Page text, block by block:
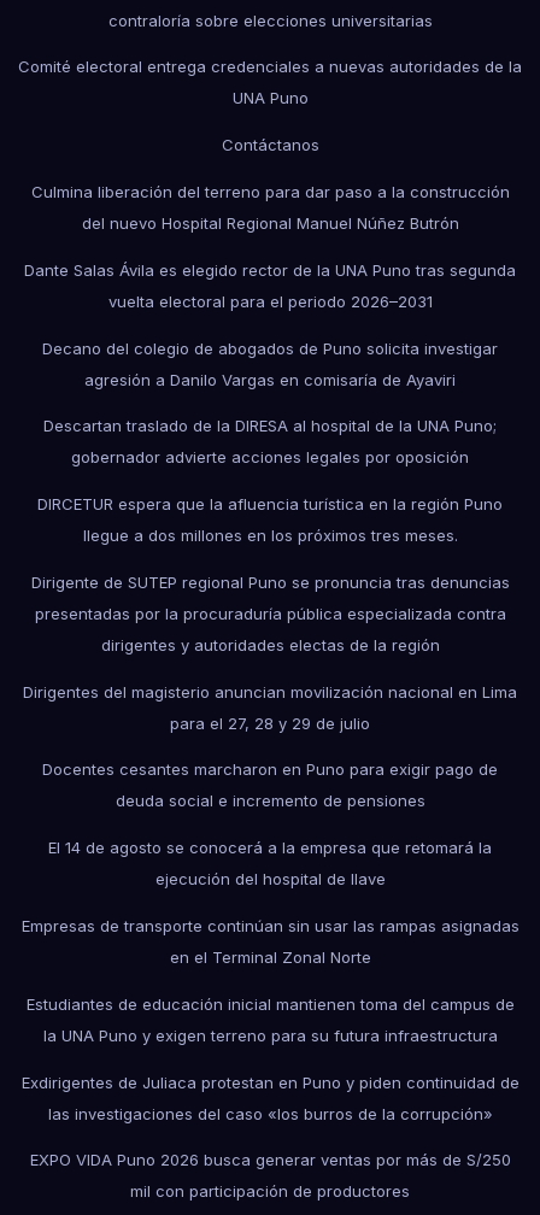
contraloría sobre elecciones universitarias
Comité electoral entrega credenciales a nuevas autoridades de la
UNA Puno
Contáctanos
Culmina liberación del terreno para dar paso a la construcción
del nuevo Hospital Regional Manuel Núñez Butrón
Dante Salas Ávila es elegido rector de la UNA Puno tras segunda
vuelta electoral para el periodo 2026–2031
Decano del colegio de abogados de Puno solicita investigar
agresión a Danilo Vargas en comisaría de Ayaviri
Descartan traslado de la DIRESA al hospital de la UNA Puno;
gobernador advierte acciones legales por oposición
DIRCETUR espera que la afluencia turística en la región Puno
llegue a dos millones en los próximos tres meses.
Dirigente de SUTEP regional Puno se pronuncia tras denuncias
presentadas por la procuraduría pública especializada contra
dirigentes y autoridades electas de la región
Dirigentes del magisterio anuncian movilización nacional en Lima
para el 27, 28 y 29 de julio
Docentes cesantes marcharon en Puno para exigir pago de
deuda social e incremento de pensiones
El 14 de agosto se conocerá a la empresa que retomará la
ejecución del hospital de Ilave
Empresas de transporte continúan sin usar las rampas asignadas
en el Terminal Zonal Norte
Estudiantes de educación inicial mantienen toma del campus de
la UNA Puno y exigen terreno para su futura infraestructura
Exdirigentes de Juliaca protestan en Puno y piden continuidad de
las investigaciones del caso «los burros de la corrupción»
EXPO VIDA Puno 2026 busca generar ventas por más de S/250
mil con participación de productores